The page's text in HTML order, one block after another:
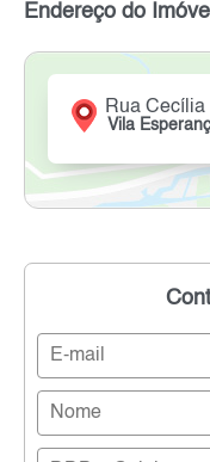
Endereço do
Rua Cecília
Vila